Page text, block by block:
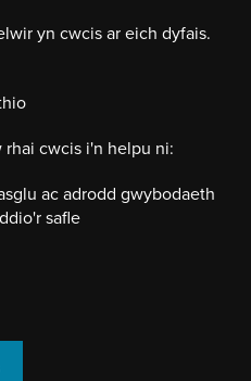
yn cwcis ar eich dyfais.
cwcis i'n helpu ni:
ac adrodd gwybodaeth
safle